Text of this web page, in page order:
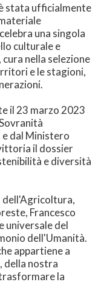
stata ufficialmente
una singola
culturale e
nella selezione
e le stagioni,
il 23 marzo 2023
dal Ministero
il dossier
e diversità
dell'Agricoltura,
Francesco
universale del
dell'Umanità.
appartiene a
della nostra
la